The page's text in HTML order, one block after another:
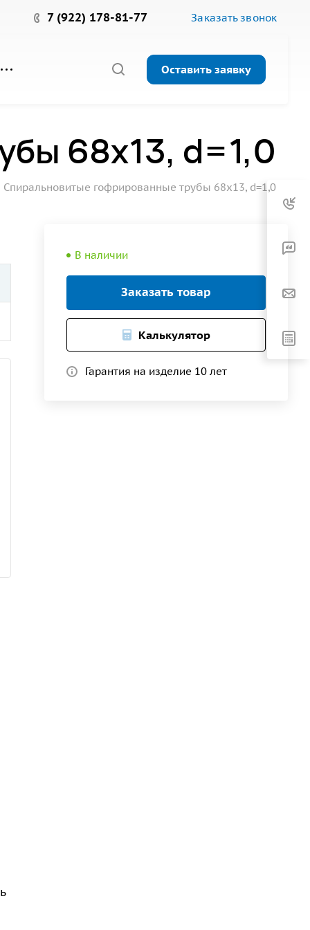
7 (922) 178-81-77 Заказать звонок
Оставить заявку
68х13, d=1,0
Спиральновитые гофрированные трубы 68х13, d=1,0
В наличии
Заказать товар
Калькулятор
Гарантия на изделие 10 лет